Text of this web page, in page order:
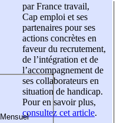
par France travail,
Cap emploi et ses
partenaires pour ses
actions concrètes en
faveur du recrutement,
de l’intégration et de
l’accompagnement de
ses collaborateurs en
situation de handicap.
Pour en savoir plus,
consultez cet article.